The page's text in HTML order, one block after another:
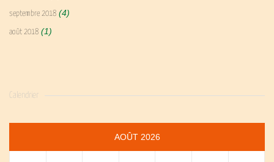
septembre 2018 (4)
août 2018 (1)
Calendrier
AOÛT 2026